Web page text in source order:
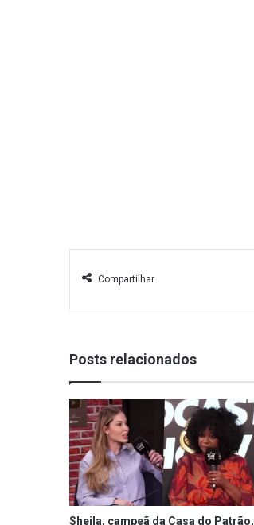
Compartilhar
Posts relacionados
Sheila, campeã da Casa do Patrão,